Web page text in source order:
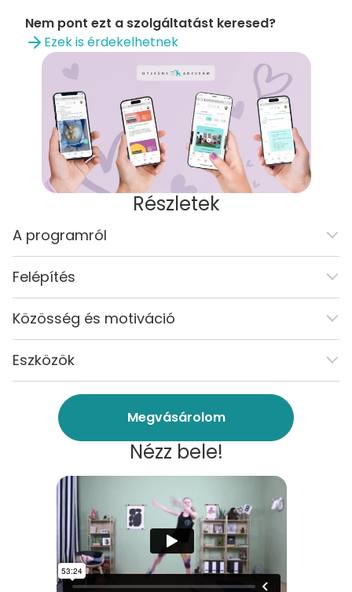
Nem pont ezt a szolgáltatást keresed?
Ezek is érdekelhetnek
Részletek
A programról
Felépítés
Közösség és motiváció
Eszközök
Megvásárolom
Nézz bele!